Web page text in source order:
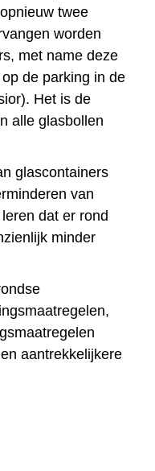
twee
worden
met name deze
de parking in de
Het is de
alle glasbollen
glascontainers
van
dat er rond
minder
aantrekkelijkere